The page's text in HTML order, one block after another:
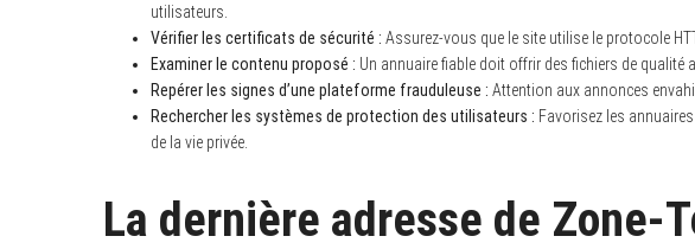
utilisateurs.
Vérifier les certificats de sécurité : Assurez-vous que le site utilise le protocole
Examiner le contenu proposé : Un annuaire fiable doit offrir des fichiers de qualité
Repérer les signes d’une plateforme frauduleuse : Attention aux annonces
Rechercher les systèmes de protection des utilisateurs : Favorisez les
de la vie privée.
La dernière adresse de Zone-
S
e
h
f